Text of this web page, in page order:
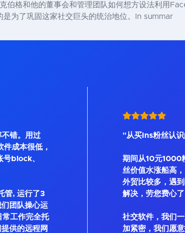
伯格和他的董事会和管理团队如何想方设法利用
为了巩固这家社交巨头的统治地位。In summar
错。用过
成本很低，
号block、
管, 运行了3
团队操心运
工作完全托
供的远程网
"从买Ins粉丝认
期间从10元1000
丝价值水涨船高
外贸比较多，遇
解决，劳您费心了
社交软件，我们
加紧密，我们愿